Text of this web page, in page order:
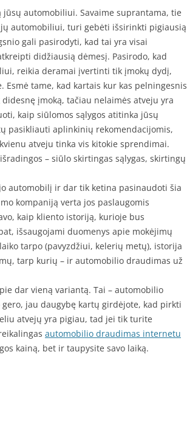
automobiliui. Savaime suprantama, tie
jų automobiliui, turi gebėti išsirinkti pigiausią
gali pasirodyti, kad tai yra visai
didžiausią dėmesį. Pasirodo, kad
reikia deramai įvertinti tik įmokų dydį,
tame, kad kartais kur kas pelningesnis
įmoką, tačiau nelaimės atveju yra
kaip siūlomos sąlygos atitinka jūsų
pasikliauti aplinkinių rekomendacijomis,
atveju tinka vis kitokie sprendimai.
– siūlo skirtingas sąlygas, skirtingų
automobilį ir dar tik ketina pasinaudoti šia
kompaniją verta jos paslaugomis
kaip kliento istoriją, kurioje bus
išsaugojami duomenys apie mokėjimų
tarpo (pavyzdžiui, kelerių metų), istorija
tarp kurių – ir automobilio draudimas už
dar vieną variantą. Tai – automobilio
jau daugybę kartų girdėjote, kad pirkti
atvejų yra pigiau, tad jei tik turite
automobilio draudimas internetu
kainą, bet ir taupysite savo laiką.